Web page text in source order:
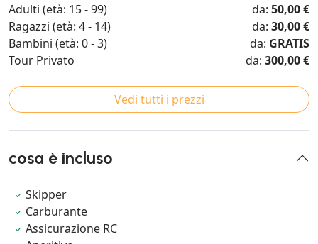
Adulti (età: 15 - 99) da: 50,00 €
Ragazzi (età: 4 - 14)
da: 30,00 €
Bambini (età: 0 - 3)
da: GRATIS
Tour Privato
da: 300,00 €
Vedi tutti i prezzi
cosa è incluso
Skipper
Carburante
Assicurazione RC